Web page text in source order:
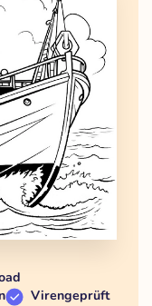
Virengeprüft